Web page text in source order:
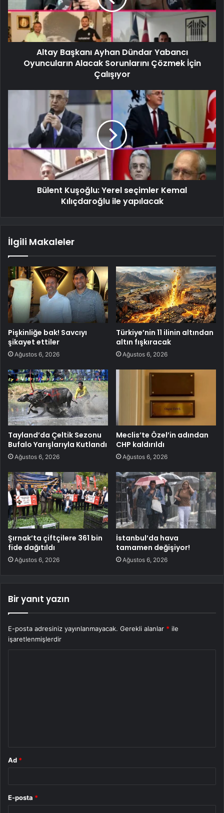
Altay Başkanı Ayhan Dündar Yabancı
Oyuncuların Alacak Sorunlarını Çözmek İçin
Çalışıyor
Bülent Kuşoğlu: Yerel seçimler Kemal
Kılıçdaroğlu ile yapılacak
İlgili Makaleler
Pişkinliğe bak! Savcıyı
şikayet ettiler
Ağustos 6, 2026
Türkiye’nin 11 ilinin altından
altın fışkıracak
Ağustos 6, 2026
Tayland’da Çeltik Sezonu
Bufalo Yarışlarıyla Kutlandı
Ağustos 6, 2026
Meclis’te Özel’in adından
CHP kaldırıldı
Ağustos 6, 2026
Şırnak’ta çiftçilere 361 bin
fide dağıtıldı
Ağustos 6, 2026
İstanbul’da hava
tamamen değişiyor!
Ağustos 6, 2026
Bir yanıt yazın
E-posta adresiniz yayınlanmayacak. Gerekli alanlar * ile
işaretlenmişlerdir
Ad *
E-posta *